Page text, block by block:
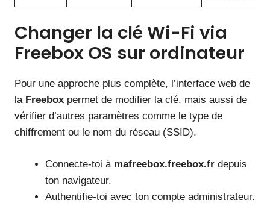
Changer la clé Wi-Fi via
Freebox OS sur ordinateur
Pour une approche plus complète, l’interface web de
la Freebox permet de modifier la clé, mais aussi de
vérifier d’autres paramètres comme le type de
chiffrement ou le nom du réseau (SSID).
Connecte-toi à mafreebox.freebox.fr depuis
ton navigateur.
Authentifie-toi avec ton compte administrateur.